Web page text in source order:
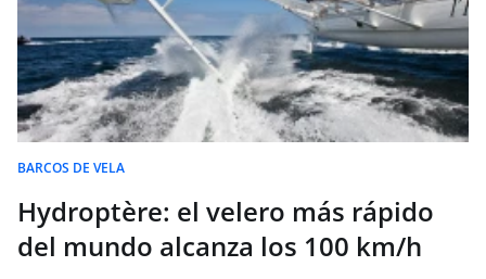
BARCOS DE VELA
Hydroptère: el velero más rápido
del mundo alcanza los 100 km/h